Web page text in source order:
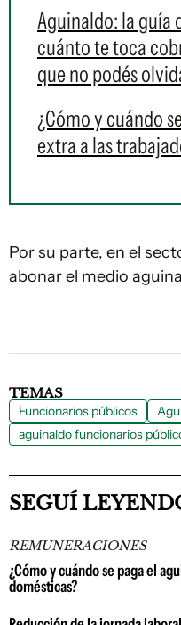
Aguinaldo: la guía
cuánto te toca
que no podés
¿Cómo y cuándo
extra a las
Por su parte, en el
abonar el medio
TEMAS
Funcionarios públicos
aguinaldo funcionarios
SEGUÍ
REMUNERACIONES
¿Cómo y cuándo se paga el
domésticas?